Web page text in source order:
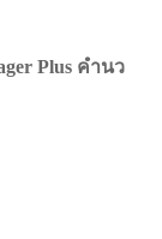
Plus คำนว